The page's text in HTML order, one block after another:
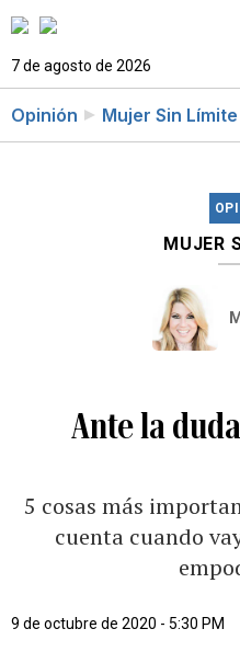
7 de agosto de 2026
Opinión Mujer Sin Límite
MUJER
Ante la
5 cosas más
cuenta cuando
9 de octubre de 2020 - 5:30 PM